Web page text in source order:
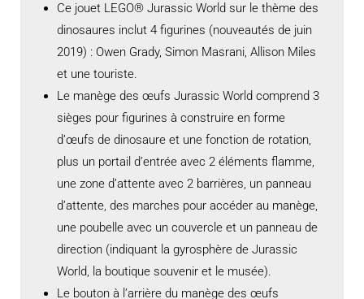
Ce jouet LEGO® Jurassic World sur le thème des
dinosaures inclut 4 figurines (nouveautés de juin
2019) : Owen Grady, Simon Masrani, Allison Miles
et une touriste.
Le manège des œufs Jurassic World comprend 3
sièges pour figurines à construire en forme
d’œufs de dinosaure et une fonction de rotation,
plus un portail d’entrée avec 2 éléments flamme,
une zone d’attente avec 2 barrières, un panneau
d’attente, des marches pour accéder au manège,
une poubelle avec un couvercle et un panneau de
direction (indiquant la gyrosphère de Jurassic
World, la boutique souvenir et le musée).
Le bouton à l’arrière du manège des œufs